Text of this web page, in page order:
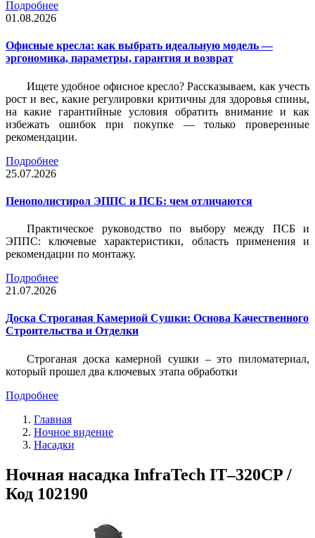
Подробнее
01.08.2026
Офисные кресла: как выбрать идеальную модель —
эргономика, параметры, гарантия и возврат
Ищете удобное офисное кресло? Рассказываем, как учесть
рост и вес, какие регулировки критичны для здоровья спины,
на какие гарантийные условия обратить внимание и как
избежать ошибок при покупке — только проверенные
рекомендации.
Подробнее
25.07.2026
Пенополистирол ЭППС и ПСБ: чем отличаются
Практическое руководство по выбору между ПСБ и
ЭППС: ключевые характеристики, область применения и
рекомендации по монтажу.
Подробнее
21.07.2026
Доска Строганая Камерной Сушки: Основа Качественного
Строительства и Отделки
Строганая доска камерной сушки – это пиломатериал,
который прошел два ключевых этапа обработки
Подробнее
Главная
Ночное видение
Насадки
Ночная насадка InfraTech IT–320CP /
Код 102190